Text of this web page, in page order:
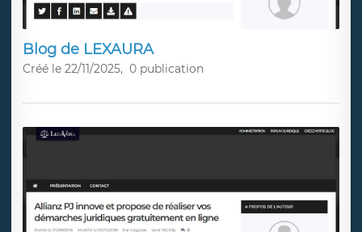
Blog de LEXAURA
Créé le 22/11/2025, 0 publication